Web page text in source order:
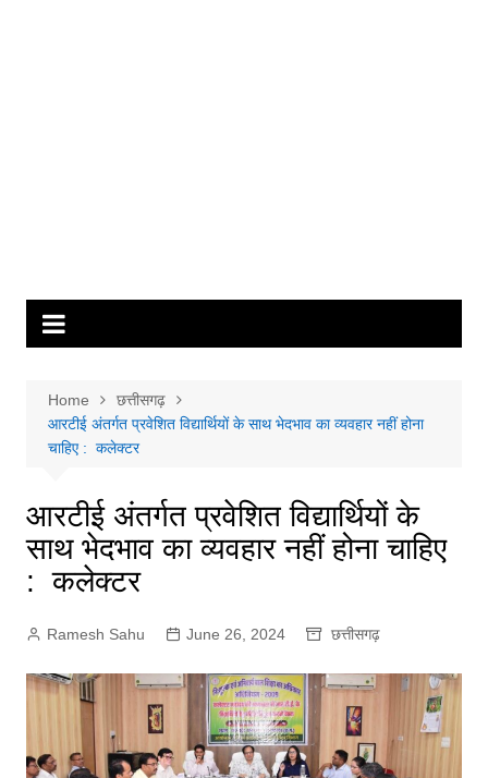
Home
छत्तीसगढ़
आरटीई अंतर्गत प्रवेशित विद्यार्थियों के साथ भेदभाव का व्यवहार नहीं होना
चाहिए : कलेक्टर
आरटीई अंतर्गत प्रवेशित विद्यार्थियों के
साथ भेदभाव का व्यवहार नहीं होना चाहिए
: कलेक्टर
Ramesh Sahu June 26, 2024 छत्तीसगढ़